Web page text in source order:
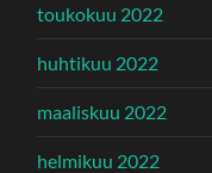
toukokuu 2022
huhtikuu 2022
maaliskuu 2022
helmikuu 2022